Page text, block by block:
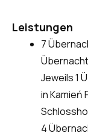
Leistungen
7
Jeweils 1
in Kamień
4